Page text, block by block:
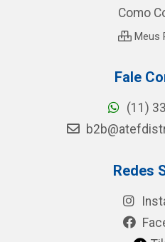
Como
Meus
Fale
(11)
Redes